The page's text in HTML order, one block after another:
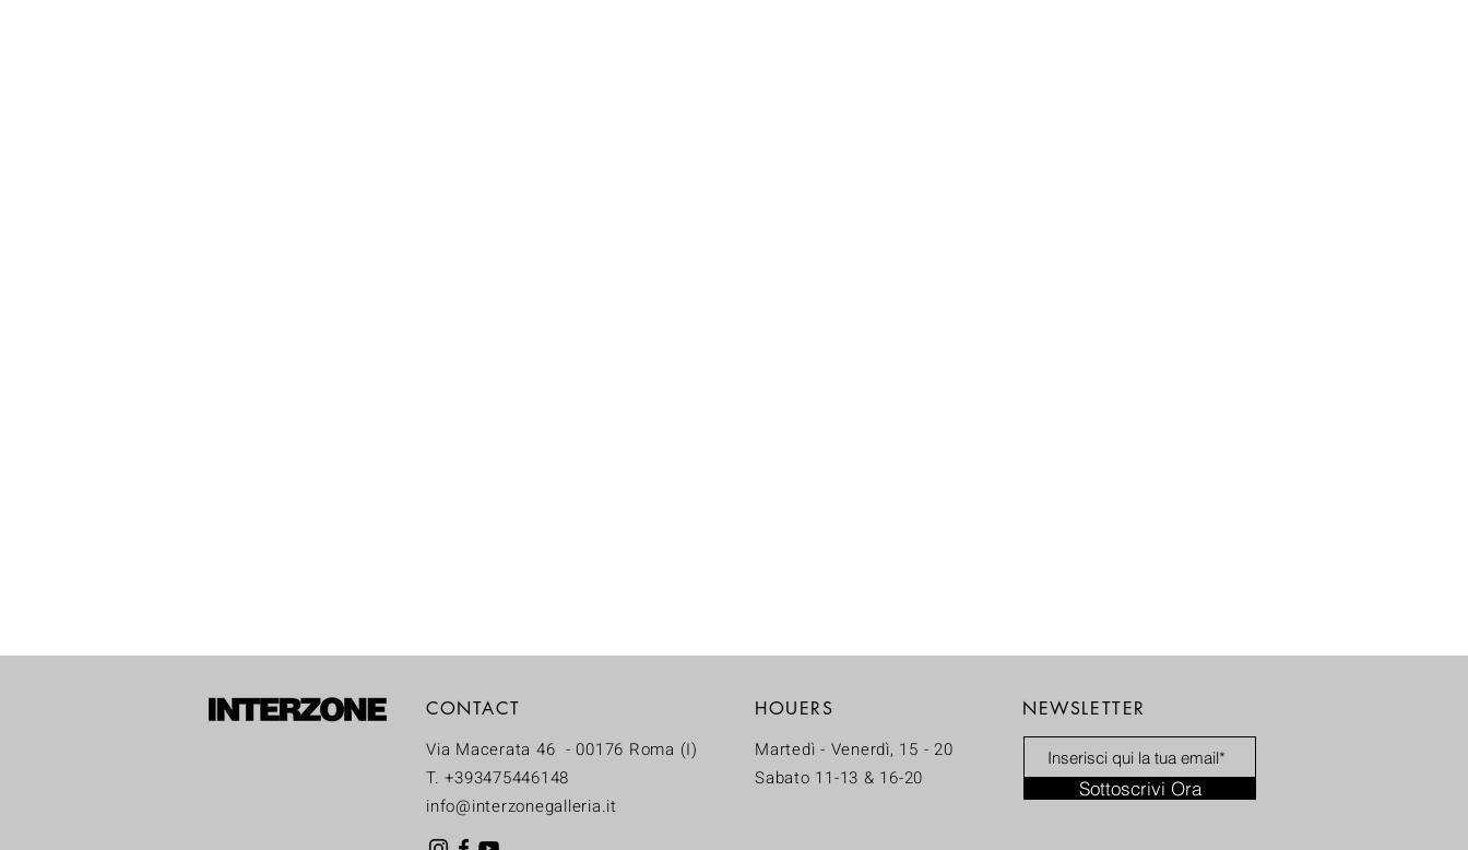
CONTACT
Via Macerata 46 - 00176 Roma (I)
T. +393475446148
info@interzonegalleria.it
HOUERS
Martedì - Venerdì, 15 - 20
Sabato 11-13 & 16-20
NEWSLETTER
Sottoscrivi Ora